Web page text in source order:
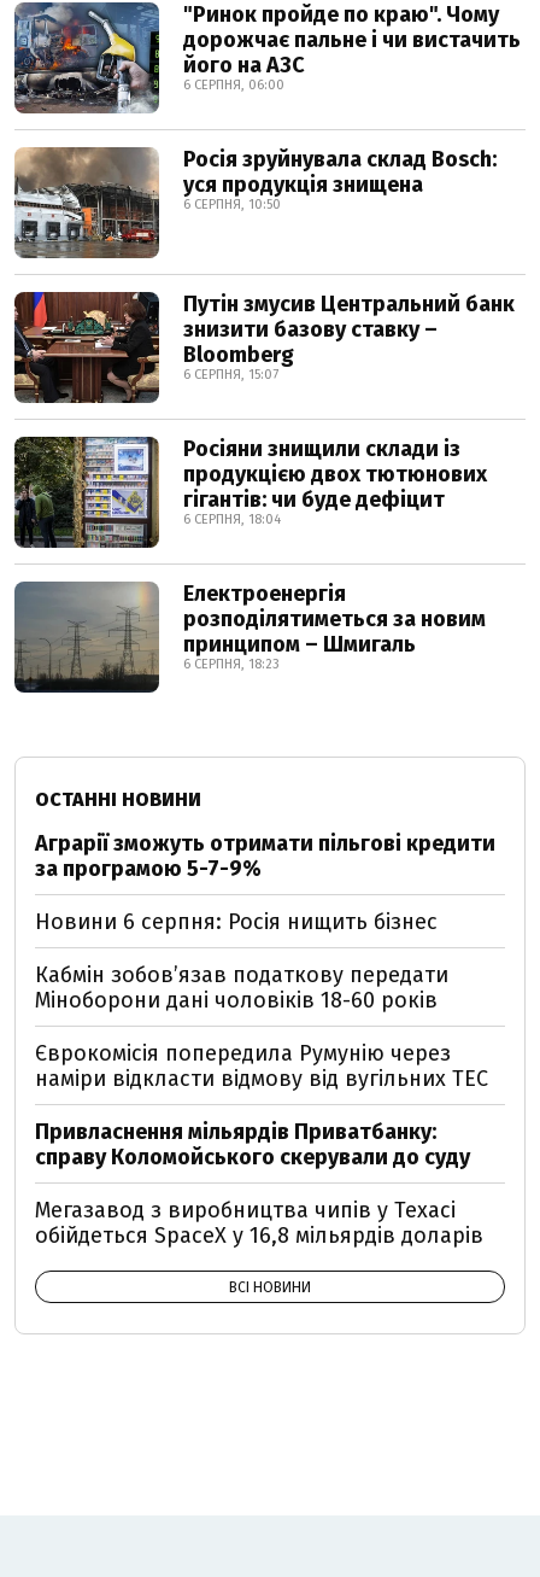
"Ринок пройде по краю". Чому
дорожчає пальне і чи вистачить
його на АЗС
6 СЕРПНЯ, 06:00
Росія зруйнувала склад Bosch:
уся продукція знищена
6 СЕРПНЯ, 10:50
Путін змусив Центральний банк
знизити базову ставку –
Bloomberg
6 СЕРПНЯ, 15:07
Росіяни знищили склади із
продукцією двох тютюнових
гігантів: чи буде дефіцит
6 СЕРПНЯ, 18:04
Електроенергія
розподілятиметься за новим
принципом – Шмигаль
6 СЕРПНЯ, 18:23
ОСТАННІ НОВИНИ
Аграрії зможуть отримати пільгові кредити
за програмою 5-7-9%
Новини 6 серпня: Росія нищить бізнес
Кабмін зобовʼязав податкову передати
Міноборони дані чоловіків 18-60 років
Єврокомісія попередила Румунію через
наміри відкласти відмову від вугільних ТЕС
Привласнення мільярдів Приватбанку:
справу Коломойського скерували до суду
Мегазавод з виробництва чипів у Техасі
обійдеться SpaceX у 16,8 мільярдів доларів
ВСІ НОВИНИ